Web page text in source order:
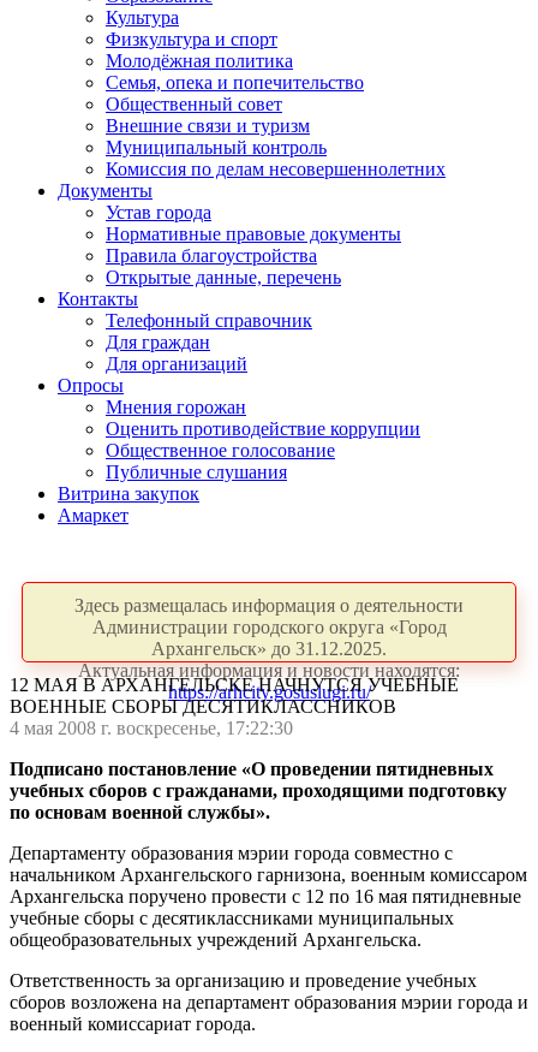
Культура
Физкультура и спорт
Молодёжная политика
Семья, опека и попечительство
Общественный совет
Внешние связи и туризм
Муниципальный контроль
Комиссия по делам несовершеннолетних
Документы
Устав города
Нормативные правовые документы
Правила благоустройства
Открытые данные, перечень
Контакты
Телефонный справочник
Для граждан
Для организаций
Опросы
Мнения горожан
Оценить противодействие коррупции
Общественное голосование
Публичные слушания
Витрина закупок
Амаркет
Здесь размещалась информация о деятельности
Администрации городского округа «Город
Архангельск» до 31.12.2025.
Актуальная информация и новости находятся:
https://arhcity.gosuslugi.ru/
12 МАЯ В АРХАНГЕЛЬСКЕ НАЧНУТСЯ УЧЕБНЫЕ
ВОЕННЫЕ СБОРЫ ДЕСЯТИКЛАССНИКОВ
4 мая 2008 г. воскресенье, 17:22:30
Подписано постановление «О проведении пятидневных
учебных сборов с гражданами, проходящими подготовку
по основам военной службы».
Департаменту образования мэрии города совместно с
начальником Архангельского гарнизона, военным комиссаром
Архангельска поручено провести с 12 по 16 мая пятидневные
учебные сборы с десятиклассниками муниципальных
общеобразовательных учреждений Архангельска.
Ответственность за организацию и проведение учебных
сборов возложена на департамент образования мэрии города и
военный комиссариат города.